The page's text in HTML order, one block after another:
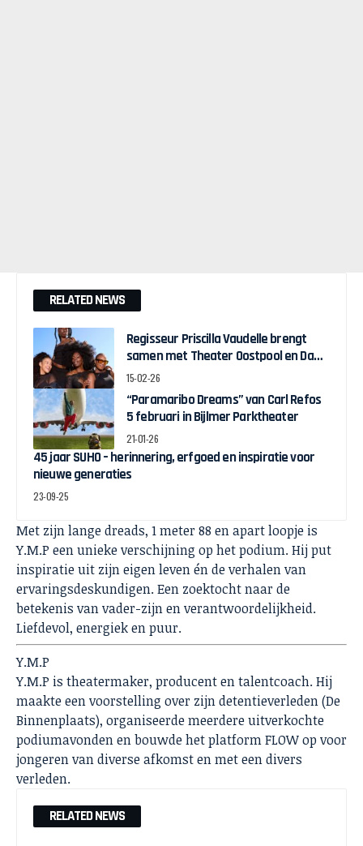
RELATED NEWS
Regisseur Priscilla Vaudelle brengt
samen met Theater Oostpool en Dawn
Collective BLACK JOY naar het theater
15-02-26
“Paramaribo Dreams” van Carl Refos
5 februari in Bijlmer Parktheater
21-01-26
45 jaar SUHO – herinnering, erfgoed en inspiratie voor
nieuwe generaties
23-09-25
Met zijn lange dreads, 1 meter 88 en apart loopje is
Y.M.P een unieke verschijning op het podium. Hij put
inspiratie uit zijn eigen leven én de verhalen van
ervaringsdeskundigen. Een zoektocht naar de
betekenis van vader-zijn en verantwoordelijkheid.
Liefdevol, energiek en puur.
Y.M.P
Y.M.P is theatermaker, producent en talentcoach. Hij
maakte een voorstelling over zijn detentieverleden (De
Binnenplaats), organiseerde meerdere uitverkochte
podiumavonden en bouwde het platform FLOW op voor
jongeren van diverse afkomst en met een divers
verleden.
RELATED NEWS